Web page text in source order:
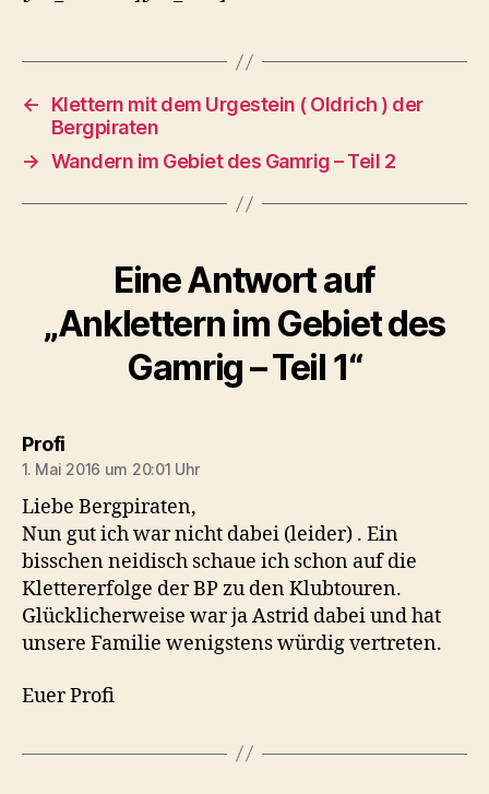
←
Klettern mit dem Urgestein ( Oldrich ) der
Bergpiraten
→ Wandern im Gebiet des Gamrig – Teil 2
Eine Antwort auf
„Anklettern im Gebiet des
Gamrig – Teil 1“
Profisagt:
1. Mai 2016 um 20:01 Uhr
Liebe Bergpiraten,
Nun gut ich war nicht dabei (leider) . Ein
bisschen neidisch schaue ich schon auf die
Klettererfolge der BP zu den Klubtouren.
Glücklicherweise war ja Astrid dabei und hat
unsere Familie wenigstens würdig vertreten.
Euer Profi